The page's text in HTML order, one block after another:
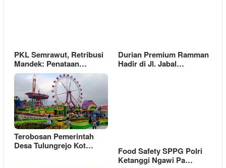
PKL Semrawut, Retribusi
Mandek: Penataan…
Durian Premium Ramman
Hadir di Jl. Jabal…
Terobosan Pemerintah
Desa Tulungrejo Kot…
Food Safety SPPG Polri
Ketanggi Ngawi Pa…